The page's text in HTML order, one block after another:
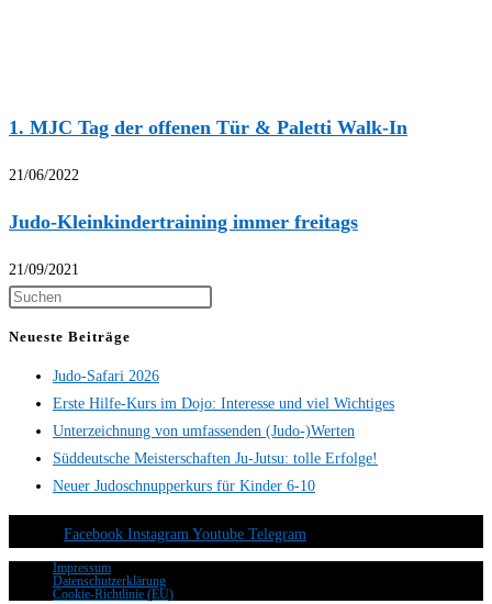
1. MJC Tag der offenen Tür & Paletti Walk-In
21/06/2022
Judo-Kleinkindertraining immer freitags
21/09/2021
Neueste Beiträge
Judo-Safari 2026
Erste Hilfe-Kurs im Dojo: Interesse und viel Wichtiges
Unterzeichnung von umfassenden (Judo-)Werten
Süddeutsche Meisterschaften Ju-Jutsu: tolle Erfolge!
Neuer Judoschnupperkurs für Kinder 6-10
Facebook Instagram Youtube Telegram
Impressum
Datenschutzerklärung
Cookie-Richtlinie (EU)